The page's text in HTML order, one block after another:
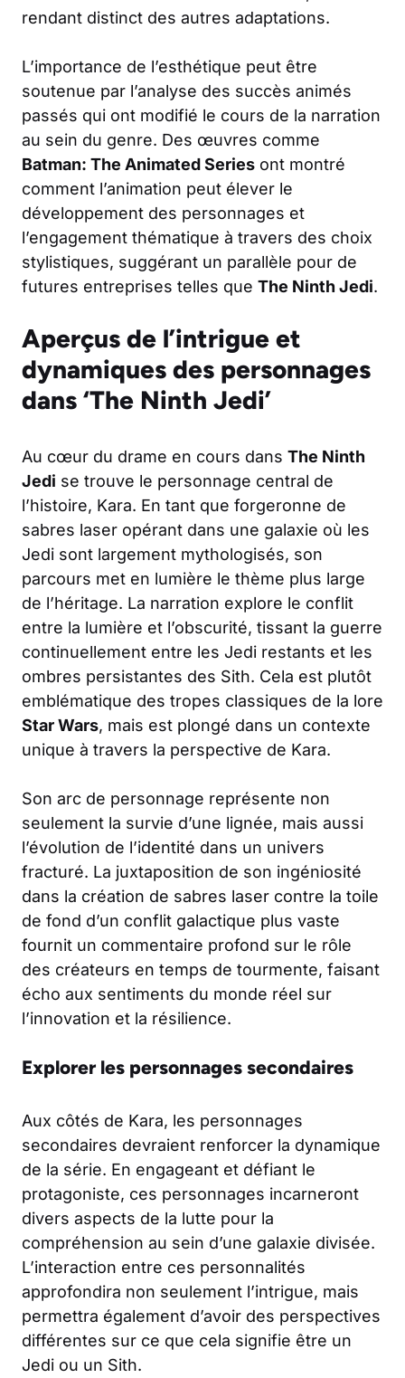
rendant distinct des autres adaptations.
L’importance de l’esthétique peut être
soutenue par l’analyse des succès animés
passés qui ont modifié le cours de la narration
au sein du genre. Des œuvres comme
Batman: The Animated Series ont montré
comment l’animation peut élever le
développement des personnages et
l’engagement thématique à travers des choix
stylistiques, suggérant un parallèle pour de
futures entreprises telles que The Ninth Jedi.
Aperçus de l’intrigue et
dynamiques des personnages
dans ‘The Ninth Jedi’
Au cœur du drame en cours dans The Ninth
Jedi se trouve le personnage central de
l’histoire, Kara. En tant que forgeronne de
sabres laser opérant dans une galaxie où les
Jedi sont largement mythologisés, son
parcours met en lumière le thème plus large
de l’héritage. La narration explore le conflit
entre la lumière et l’obscurité, tissant la guerre
continuellement entre les Jedi restants et les
ombres persistantes des Sith. Cela est plutôt
emblématique des tropes classiques de la lore
Star Wars, mais est plongé dans un contexte
unique à travers la perspective de Kara.
Son arc de personnage représente non
seulement la survie d’une lignée, mais aussi
l’évolution de l’identité dans un univers
fracturé. La juxtaposition de son ingéniosité
dans la création de sabres laser contre la toile
de fond d’un conflit galactique plus vaste
fournit un commentaire profond sur le rôle
des créateurs en temps de tourmente, faisant
écho aux sentiments du monde réel sur
l’innovation et la résilience.
Explorer les personnages secondaires
Aux côtés de Kara, les personnages
secondaires devraient renforcer la dynamique
de la série. En engageant et défiant le
protagoniste, ces personnages incarneront
divers aspects de la lutte pour la
compréhension au sein d’une galaxie divisée.
L’interaction entre ces personnalités
approfondira non seulement l’intrigue, mais
permettra également d’avoir des perspectives
différentes sur ce que cela signifie être un
Jedi ou un Sith.